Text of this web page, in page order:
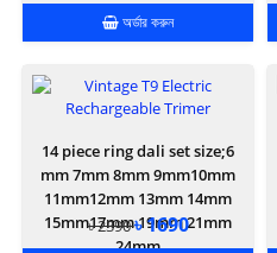
অর্ডার করুন
14 piece ring dali set size;6
mm 7mm 8mm 9mm10mm
11mm12mm 13mm 14mm
15mm17mm 19mm 21mm
24mm
৳ 2390৳ 1690